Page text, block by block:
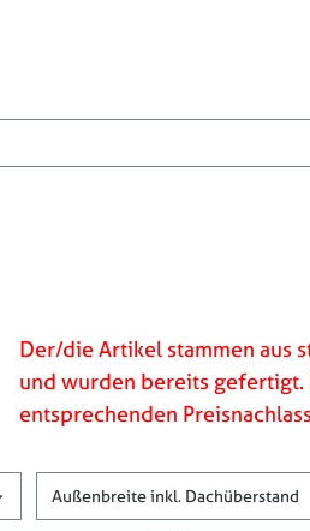
enthält 0 Positionen. Der
Der/die Artikel stammen aus
und wurden bereits
entsprechenden
Außenbreite inkl. Dachüberstand